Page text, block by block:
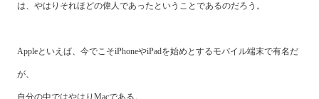
は、やはりそれほどの偉人であったということであるのだろう。
Appleといえば、今でこそiPhoneやiPadを始めとするモバイル端末で有名だ
が、
自分の中ではやはりMacである。